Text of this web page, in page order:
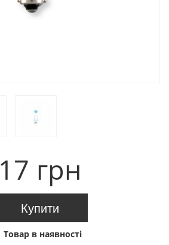
17 грн
Купити
Товар в наявності